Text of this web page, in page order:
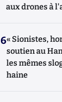
aux drones à
6« Sionistes,
soutien au
les mêmes
haine